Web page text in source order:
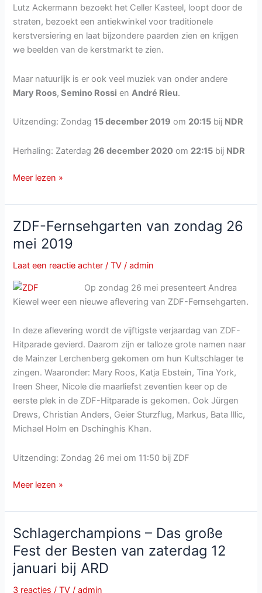
Lutz Ackermann bezoekt het Celler Kasteel, loopt door de
straten, bezoekt een antiekwinkel voor traditionele
kerstversiering en laat bijzondere paarden zien en krijgen
we beelden van de kerstmarkt te zien.
Maar natuurlijk is er ook veel muziek van onder andere
Mary Roos, Semino Rossi enAndré Rieu.
Uitzending: Zondag15 december 2019 om 20:15 bij NDR
Herhaling: Zaterdag 26 december 2020 om 22:15 bij NDR
Das
Wunschkonzert
bij
NDR
van
zondag
december
2019
Meer lezen »
ZDF-Fernsehgarten van zondag 26
mei 2019
Laat een reactie achter /TV /admin
Op zondag 26 mei presenteert Andrea
Kiewel weer een nieuwe aflevering van ZDF-Fernsehgarten.
In deze aflevering wordt de vijftigste verjaardag van ZDF-
Hitparade gevierd. Daarom zijn er talloze grote namen naar
de Mainzer Lerchenberg gekomen om hun Kultschlager te
zingen. Waaronder: Mary Roos, Katja Ebstein, Tina York,
Ireen Sheer, Nicole die maarliefst zeventien keer op de
eerste plek in de ZDF-Hitparade is gekomen. Ook Jürgen
Drews, Christian Anders, Geier Sturzflug, Markus, Bata Illic,
Michael Holm en Dschinghis Khan.
Uitzending: Zondag 26 mei om 11:50 bij ZDF
ZDF-
van
zondag
26
mei
2019
Meer lezen »
Schlagerchampions – Das große
Fest der Besten van zaterdag 12
januari bij ARD
3 reacties /TV /admin